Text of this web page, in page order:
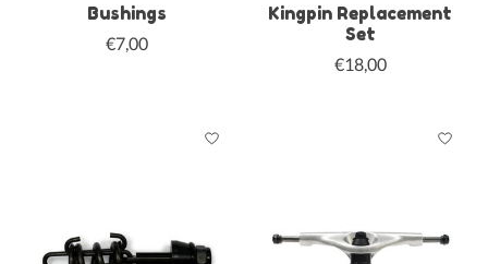
Bushings
€7,00
Kingpin Replacement
Set
€18,00